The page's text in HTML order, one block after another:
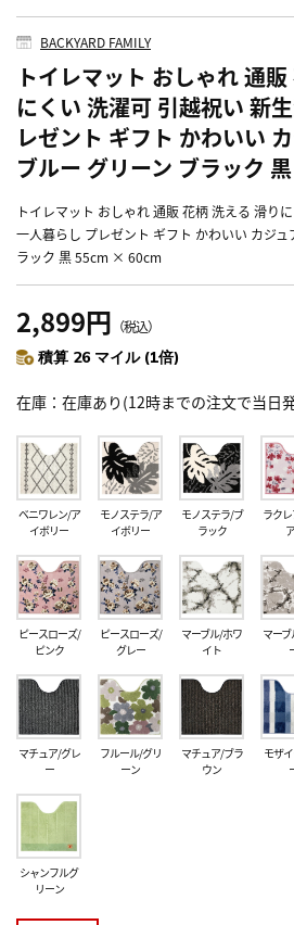
BACKYARD FAMILY
トイレマット おしゃれ 通
にくい 洗濯可 引越祝い 新
レゼント ギフト かわいい
ブルー グリーン ブラック
トイレマット おしゃれ 通販 花柄 洗える 滑り
一人暮らし プレゼント ギフト かわいい カジ
ラック 黒 55cm × 60cm
2,899円 （税込）
積算 26 マイル (1倍)
在庫 在庫あり(12時までの注文で当日
ベニワレン/ア
イボリー
モノステラ/ア
イボリー
モノステラ/ブ
ラック
ラク
ピースローズ/
ピンク
ピースローズ/
グレー
マーブル/ホワ
イト
マー
マチュア/グレ
ー
フルール/グリ
ーン
マチュア/ブラ
ウン
モザ
シャンフルグ
リーン